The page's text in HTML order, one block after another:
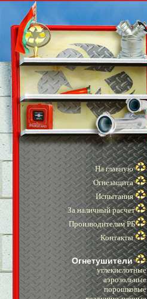
На главную
Огнезащита
Испытания
За наличный расчет
Производителям РБ
Контакты
Огнетушители
углекислотные
аэрозольные
порошковые